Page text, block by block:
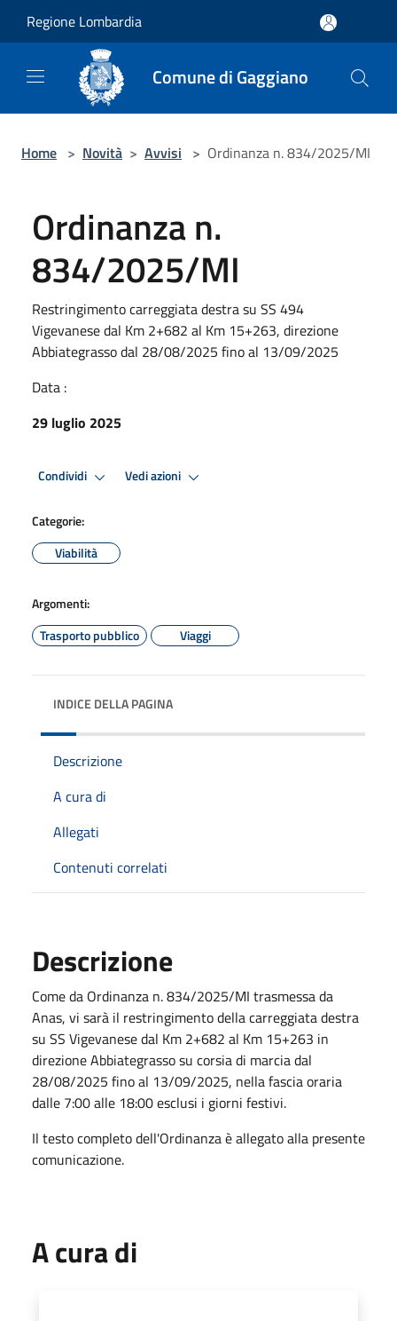
Regione Lombardia
Comune di Gaggiano
Home > Novità > Avvisi > Ordinanza n. 834/2025/MI
Ordinanza n.
834/2025/MI
Restringimento carreggiata destra su SS 494
Vigevanese dal Km 2+682 al Km 15+263, direzione
Abbiategrasso dal 28/08/2025 fino al 13/09/2025
Data :
29 luglio 2025
Condividi Vedi azioni
Categorie:
Viabilità
Argomenti:
Trasporto pubblico
Viaggi
INDICE DELLA PAGINA
Descrizione
A cura di
Allegati
Contenuti correlati
Descrizione
Come da Ordinanza n. 834/2025/MI trasmessa da
Anas, vi sarà il restringimento della carreggiata destra
su SS Vigevanese dal Km 2+682 al Km 15+263 in
direzione Abbiategrasso su corsia di marcia dal
28/08/2025 fino al 13/09/2025, nella fascia oraria
dalle 7:00 alle 18:00 esclusi i giorni festivi.
Il testo completo dell'Ordinanza è allegato alla presente
comunicazione.
A cura di